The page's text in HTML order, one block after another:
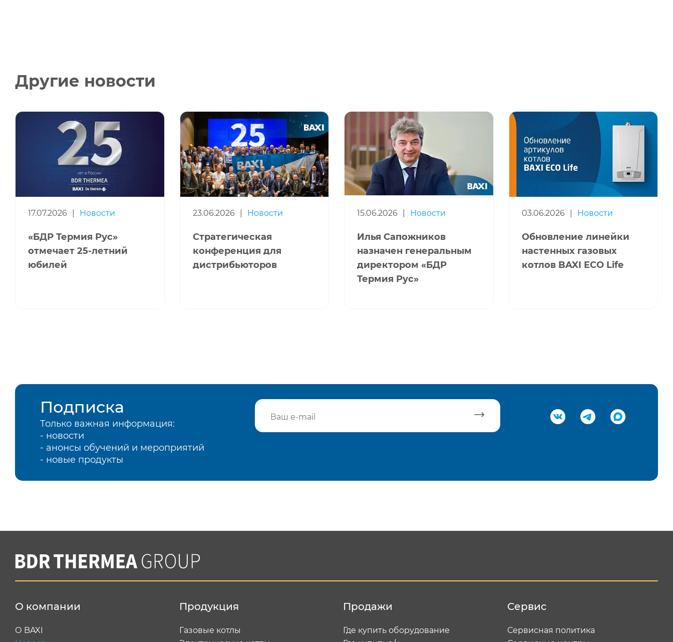
Другие новости
17.07.2026 Новости
«БДР Термия Рус»
отмечает 25-летний
юбилей
23.06.2026 Новости
Стратегическая
конференция для
дистрибьюторов
15.06.2026 Новости
Илья Сапожников
назначен генеральным
директором «БДР
Термия Рус»
03.06.2026 Новости
Обновление линейки
настенных газовых
котлов BAXI ECO Life
Подписка
Только важная информация:
- новости
- анонсы обучений и мероприятий
- новые продукты
О компании
О BAXI
Продукция
Газовые котлы
Продажи
Где купить оборудование
Сервис
Сервисная политика